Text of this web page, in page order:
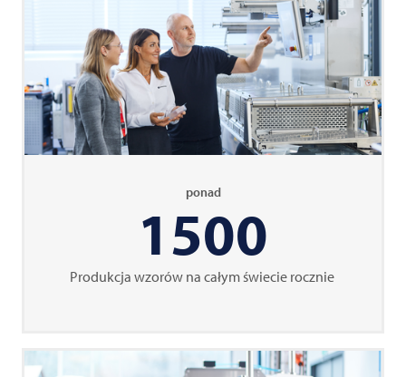
ponad
1500
Produkcja wzorów na całym świecie rocznie